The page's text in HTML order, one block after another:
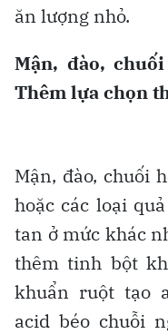
ăn lượng nhỏ.
Mận, đào,
Thêm lựa chọn
Mận, đào, chuối
hoặc các loại
tan ở mức khác
thêm tinh bột
khuẩn ruột tạo
acid béo chuỗi